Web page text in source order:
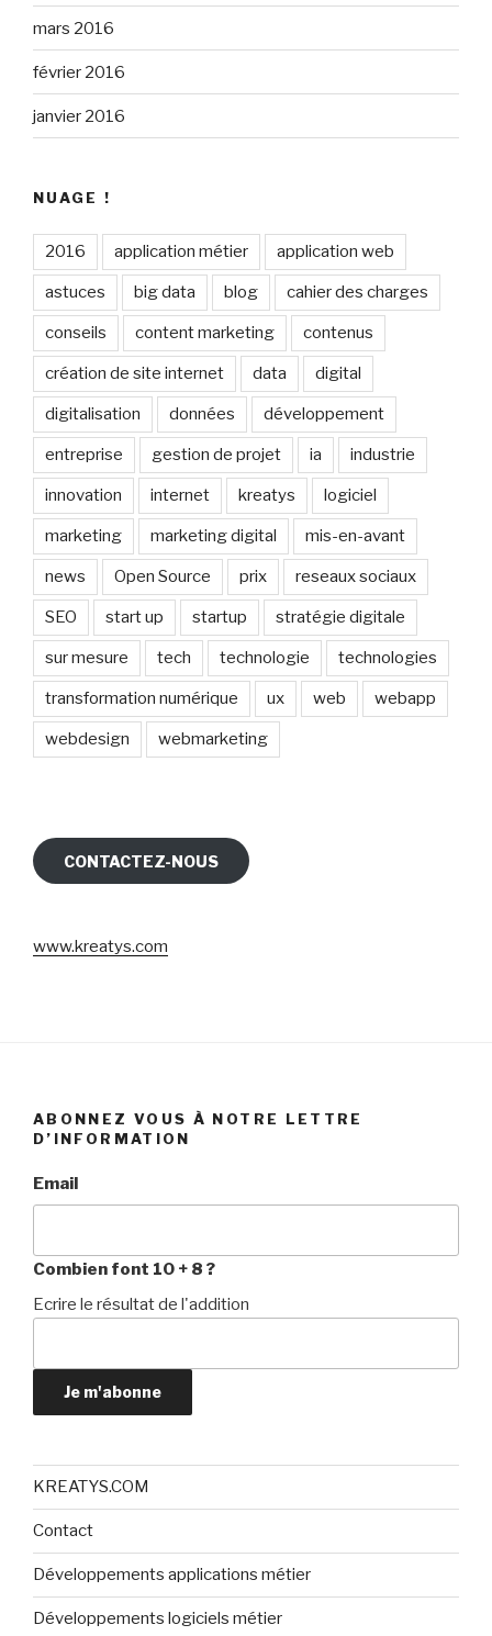
mars 2016
février 2016
janvier 2016
NUAGE !
2016 application métier application web
astuces big data blog cahier des charges
conseils content marketing contenus
création de site internet data digital
digitalisation données développement
entreprise gestion de projet ia industrie
innovation internet kreatys logiciel
marketing marketing digital mis-en-avant
news Open Source prix reseaux sociaux
SEO start up startup stratégie digitale
sur mesure tech technologie technologies
transformation numérique ux web webapp
webdesign webmarketing
CONTACTEZ-NOUS
www.kreatys.com
ABONNEZ VOUS À NOTRE LETTRE
D’INFORMATION
Email
Combien font 10 + 8 ?
Ecrire le résultat de l'addition
Je m'abonne
KREATYS.COM
Contact
Développements applications métier
Développements logiciels métier